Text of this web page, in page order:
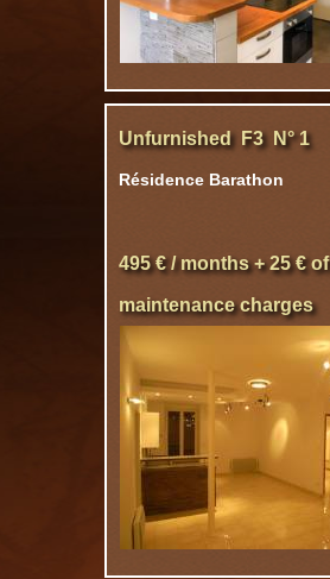
Unfurnished F3 N° 1
Résidence Barathon
495 € / months + 25 € of
maintenance charges